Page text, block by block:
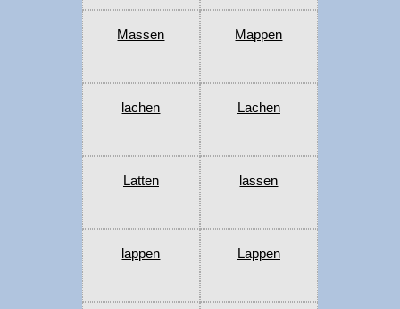
Massen Mappen
lachen Lachen
Latten lassen
lappen Lappen